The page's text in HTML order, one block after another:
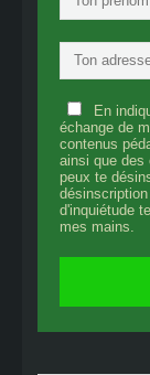
En
échange de
contenus
ainsi que des
peux te
d'inquiétude
mes mains.